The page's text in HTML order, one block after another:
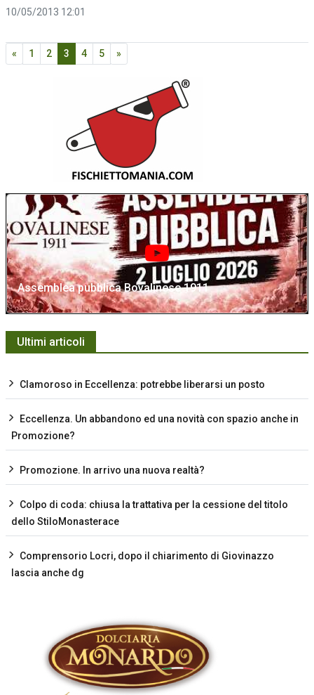
10/05/2013 12:01
« 1 2 3 4 5 »
Assemblea pubblica Bovalinese 1911
Ultimi articoli
Clamoroso in Eccellenza: potrebbe liberarsi un posto
Eccellenza. Un abbandono ed una novità con spazio anche in
Promozione?
Promozione. In arrivo una nuova realtà?
Colpo di coda: chiusa la trattativa per la cessione del titolo
dello StiloMonasterace
Comprensorio Locri, dopo il chiarimento di Giovinazzo
lascia anche dg